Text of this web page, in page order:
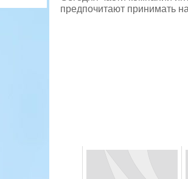
предпочитают принимать